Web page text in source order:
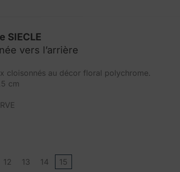
SIECLE
vers l’arrière
cloisonnés au décor floral polychrome.
cm
12 13 14 15